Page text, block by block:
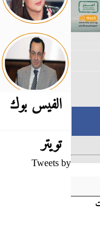
الفيس بوك
تويتر
Tweets by